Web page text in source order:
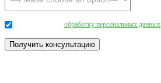
обработку персональных данных